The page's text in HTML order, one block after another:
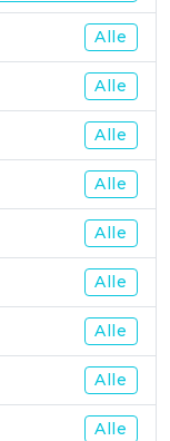
Alle
Alle
Alle
Alle
Alle
Alle
Alle
Alle
Alle